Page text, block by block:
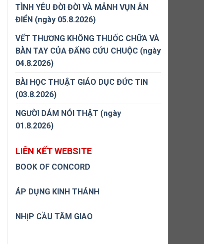
TÌNH YÊU ĐỜI ĐỜI VÀ MẢNH VỤN ÂN
ĐIỂN (ngày 05.8.2026)
VẾT THƯƠNG KHÔNG THUỐC CHỮA VÀ
BÀN TAY CỦA ĐẤNG CỨU CHUỘC (ngày
04.8.2026)
BÀI HỌC THUẬT GIÁO DỤC ĐỨC TIN
(03.8.2026)
NGƯỜI DÁM NÓI THẬT (ngày
01.8.2026)
LIÊN KẾT WEBSITE
BOOK OF CONCORD
ÁP DỤNG KINH THÁNH
NHỊP CẦU TÂM GIAO